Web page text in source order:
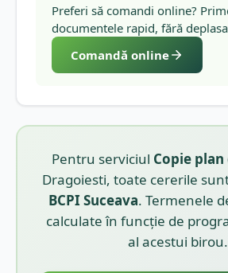
Preferi să comandi online?
documentele rapid, fără
Comandă online
Pentru serviciul Copie
Dragoiesti, toate cererile
BCPI Suceava. Termenele
calculate în funcție de
al acestui birou.